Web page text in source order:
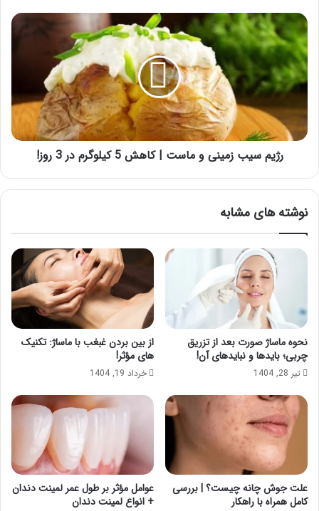
آنها!
رژیم
سیب
زمینی
و
ماست
|
کاهش
5
کیلوگرم
روز!
رژیم سیب زمینی و ماست | کاهش 5 کیلوگرم در 3 روز!
نوشته های مشابه
نحوه ماساژ صورت بعد از تزریق
چربی؛ بایدها و نبایدهای آن!
تیر 28, 1404
از بین بردن غبغب با ماساژ: تکنیک
های مؤثر!
خرداد 19, 1404
علت جوش چانه چیست؟ | بررسی
کامل همراه با راهکار
عوامل مؤثر بر طول عمر لمینت دندان
+ انواع لمینت دندان